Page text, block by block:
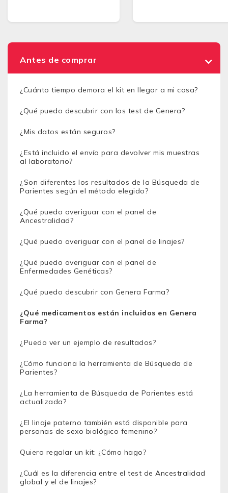
Antes de comprar
¿Cuánto tiempo demora el kit en llegar a mi casa?
¿Qué puedo descubrir con los test de Genera?
¿Mis datos están seguros?
¿Está incluido el envío para devolver mis muestras
al laboratorio?
¿Son diferentes los resultados de la Búsqueda de
Parientes según el método elegido?
¿Qué puedo averiguar con el panel de
Ancestralidad?
¿Qué puedo averiguar con el panel de linajes?
¿Qué puedo averiguar con el panel de
Enfermedades Genéticas?
¿Qué puedo descubrir con Genera Farma?
¿Qué medicamentos están incluidos en Genera
Farma?
¿Puedo ver un ejemplo de resultados?
¿Cómo funciona la herramienta de Búsqueda de
Parientes?
¿La herramienta de Búsqueda de Parientes está
actualizada?
¿El linaje paterno también está disponible para
personas de sexo biológico femenino?
Quiero regalar un kit: ¿Cómo hago?
¿Cuál es la diferencia entre el test de Ancestralidad
global y el de linajes?